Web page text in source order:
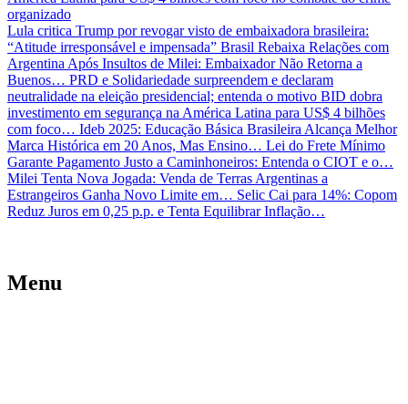
organizado
Lula critica Trump por revogar visto de embaixadora brasileira:
“Atitude irresponsável e impensada” Brasil Rebaixa Relações com
Argentina Após Insultos de Milei: Embaixador Não Retorna a
Buenos… PRD e Solidariedade surpreendem e declaram
neutralidade na eleição presidencial; entenda o motivo BID dobra
investimento em segurança na América Latina para US$ 4 bilhões
com foco… Ideb 2025: Educação Básica Brasileira Alcança Melhor
Marca Histórica em 20 Anos, Mas Ensino… Lei do Frete Mínimo
Garante Pagamento Justo a Caminhoneiros: Entenda o CIOT e o…
Milei Tenta Nova Jogada: Venda de Terras Argentinas a
Estrangeiros Ganha Novo Limite em… Selic Cai para 14%: Copom
Reduz Juros em 0,25 p.p. e Tenta Equilibrar Inflação…
Menu